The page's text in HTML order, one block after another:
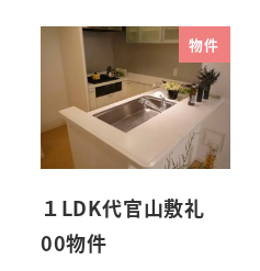
物件
１LDK代官山敷礼
00物件